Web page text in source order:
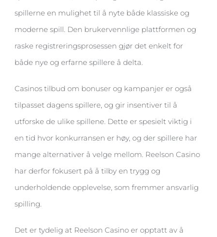
spillerne en mulighet til å nyte både klassiske og
moderne spill. Den brukervennlige plattformen og
raske registreringsprosessen gjør det enkelt for
både nye og erfarne spillere å delta.
Casinos tilbud om bonuser og kampanjer er også
tilpasset dagens spillere, og gir insentiver til å
utforske de ulike spillene. Dette er spesielt viktig i
en tid hvor konkurransen er høy, og der spillere har
mange alternativer å velge mellom. Reelson Casino
har derfor fokusert på å tilby en trygg og
underholdende opplevelse, som fremmer ansvarlig
spilling.
Det er tydelig at Reelson Casino er opptatt av å